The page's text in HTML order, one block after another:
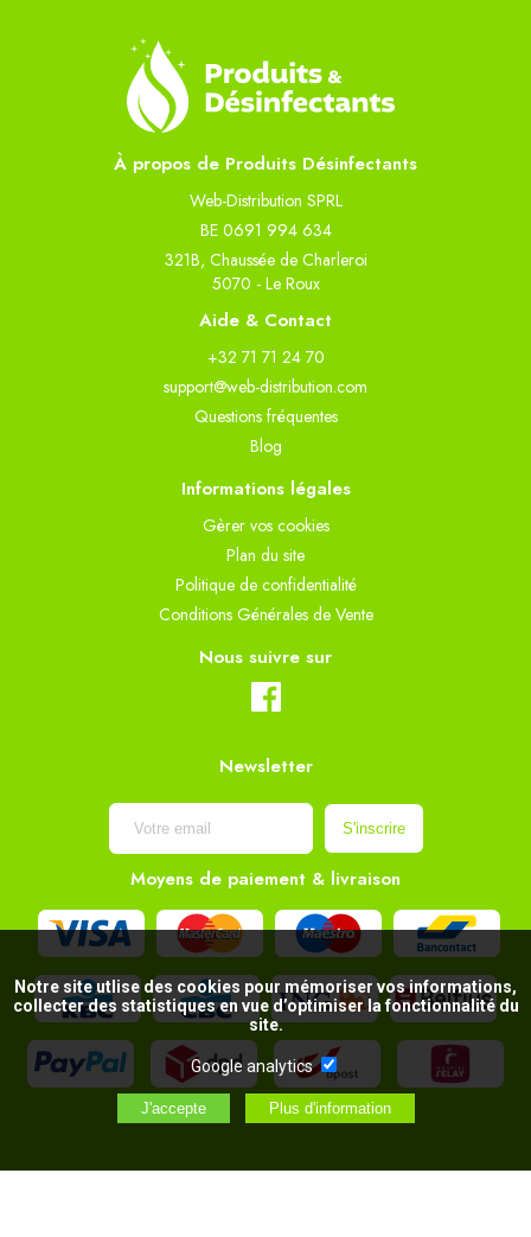
À propos de Produits Désinfectants
Web-Distribution SPRL
BE 0691 994 634
321B, Chaussée de Charleroi
5070 - Le Roux
Aide & Contact
+32 71 71 24 70
support@web-distribution.com
Questions fréquentes
Blog
Informations légales
Gèrer vos cookies
Plan du site
Politique de confidentialité
Conditions Générales de Vente
Nous suivre sur
Newsletter
Moyens de paiement & livraison
Notre site utlise des cookies pour mémoriser vos informations,
collecter des statistiques en vue d’optimiser la fonctionnalité du
site.
Google analytics